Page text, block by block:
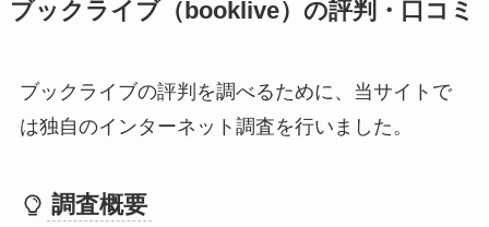
ブックライブ（booklive）の評判・口コミ
ブックライブの評判を調べるために、当サイトで
は独自のインターネット調査を行いました。
調査概要